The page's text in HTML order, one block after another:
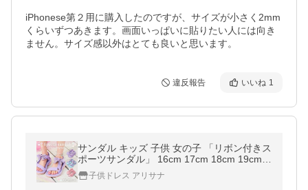
iPhonese第２用に購入したのですが、サイズが小さく2mm
くらいずつあきます。画面いっぱいに貼りたい人には向き
ません。サイズ感以外はとても良いと思います。
違反報告 いいね 1
サンダル キッズ 子供 女の子 「リボン付きス
ポーツサンダル」 16cm 17cm 18cm 19cm 2
0cm 21cm 22cm
子供ドレス アリサナ